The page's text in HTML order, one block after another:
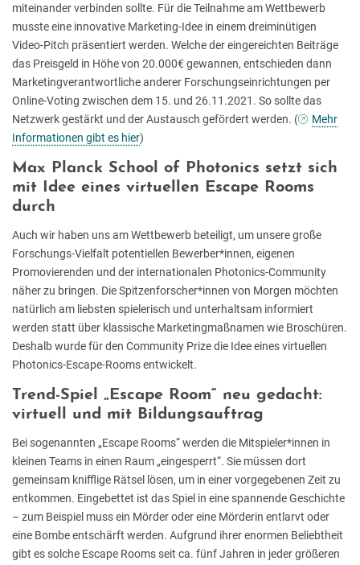
miteinander verbinden sollte. Für die Teilnahme am Wettbewerb
musste eine innovative Marketing-Idee in einem dreiminütigen
Video-Pitch präsentiert werden. Welche der eingereichten Beiträge
das Preisgeld in Höhe von 20.000€ gewannen, entschieden dann
Marketingverantwortliche anderer Forschungseinrichtungen per
Online-Voting zwischen dem 15. und 26.11.2021. So sollte das
Netzwerk gestärkt und der Austausch gefördert werden. (
Mehr
Informationen gibt es hier)
Max Planck School of Photonics setzt sich
mit Idee eines virtuellen Escape Rooms
durch
Auch wir haben uns am Wettbewerb beteiligt, um unsere große
Forschungs-Vielfalt potentiellen Bewerber*innen, eigenen
Promovierenden und der internationalen Photonics-Community
näher zu bringen. Die Spitzenforscher*innen von Morgen möchten
natürlich am liebsten spielerisch und unterhaltsam informiert
werden statt über klassische Marketingmaßnamen wie Broschüren.
Deshalb wurde für den Community Prize die Idee eines virtuellen
Photonics-Escape-Rooms entwickelt.
Trend-Spiel „Escape Room“ neu gedacht:
virtuell und mit Bildungsauftrag
Bei sogenannten „Escape Rooms“ werden die Mitspieler*innen in
kleinen Teams in einen Raum „eingesperrt“. Sie müssen dort
gemeinsam knifflige Rätsel lösen, um in einer vorgegebenen Zeit zu
entkommen. Eingebettet ist das Spiel in eine spannende Geschichte
– zum Beispiel muss ein Mörder oder eine Mörderin entlarvt oder
eine Bombe entschärft werden. Aufgrund ihrer enormen Beliebtheit
gibt es solche Escape Rooms seit ca. fünf Jahren in jeder größeren